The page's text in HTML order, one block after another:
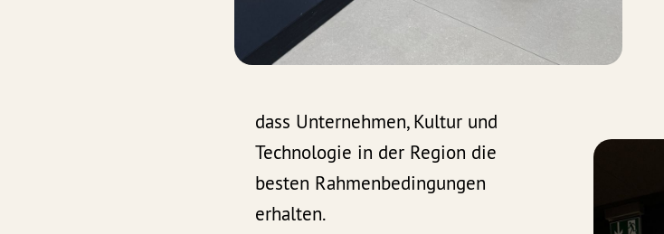
dass Unternehmen, Kultur und
Technologie in der Region die
besten Rahmenbedingungen
erhalten.